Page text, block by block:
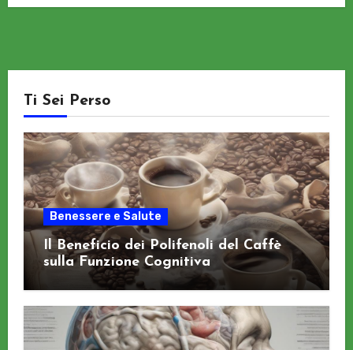
Ti Sei Perso
Benessere e Salute
Il Beneficio dei Polifenoli del Caffè
sulla Funzione Cognitiva